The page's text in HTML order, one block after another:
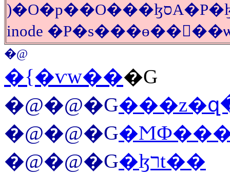
)�O�p��O���ɮסA�P�ɮ׬O�p��QŪ�����o�I�ӭn�A�Ѿ���ɮרt�Ϊ��[���A�N���ण���D�w�Ъ��զ�����I�ҥH�A�b�o�ӳ��`�����A�ڭ̥ѳ̰�¦���w�вզ����󤶲а_�A�ä���
�@
�{�ѵw���G
�@�@�G
�@�@�G
�@�@�G �ɮרt��